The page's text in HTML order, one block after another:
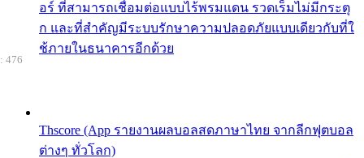
อร์ ที่สามารถเชื่อมต่อแบบไร้พรมแดน รวดเร็มไม่มีกระตุ
ก และที่สำคัญมีระบบรักษาความปลอดภัยแบบเดียวกับที่ใ
ช้ภายในธนาคารอีกด้วย
Thscore (App รายงานผลบอลสดภาษาไทย จากลีกฟุตบอล
ต่างๆ ทั่วโลก)
476